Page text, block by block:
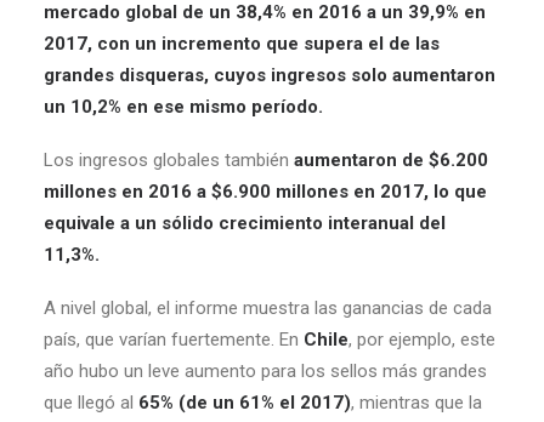
mercado global de un 38,4% en 2016 a un 39,9% en
2017, con un incremento que supera el de las
grandes disqueras, cuyos ingresos solo aumentaron
un 10,2% en ese mismo período.
Los ingresos globales también aumentaron de $6.200
millones en 2016 a $6.900 millones en 2017, lo que
equivale a un sólido crecimiento interanual del
11,3%.
A nivel global, el informe muestra las ganancias de cada
país, que varían fuertemente. En Chile, por ejemplo, este
año hubo un leve aumento para los sellos más grandes
que llegó al 65% (de un 61% el 2017), mientras que la